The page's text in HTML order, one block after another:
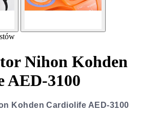
Nihon Kohden
AED-3100
Kohden Cardiolife AED-3100